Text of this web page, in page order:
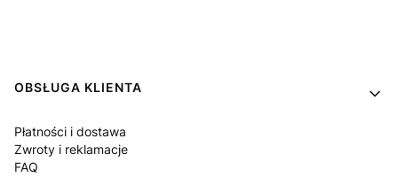
Linki w stopce
OBSŁUGA KLIENTA
Płatności i dostawa
Zwroty i reklamacje
FAQ